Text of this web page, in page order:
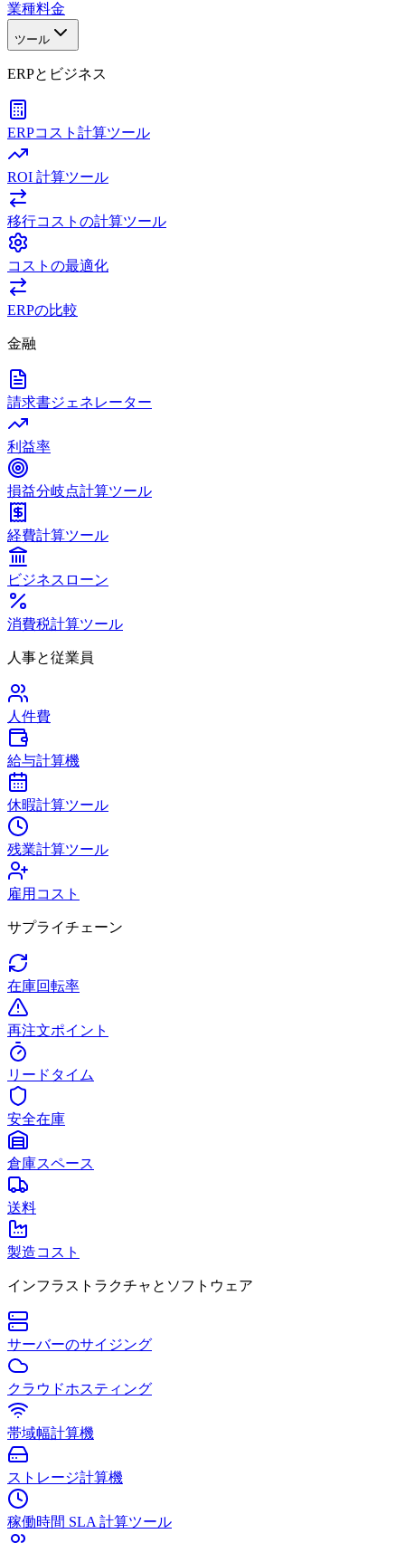
業種料金
ツール
ERPとビジネス
ERPコスト計算ツール
ROI 計算ツール
移行コストの計算ツール
コストの最適化
ERPの比較
金融
請求書ジェネレーター
利益率
損益分岐点計算ツール
経費計算ツール
ビジネスローン
消費税計算ツール
人事と従業員
人件費
給与計算機
休暇計算ツール
残業計算ツール
雇用コスト
サプライチェーン
在庫回転率
再注文ポイント
リードタイム
安全在庫
倉庫スペース
送料
製造コスト
インフラストラクチャとソフトウェア
サーバーのサイジング
クラウドホスティング
帯域幅計算機
ストレージ計算機
稼働時間 SLA 計算ツール